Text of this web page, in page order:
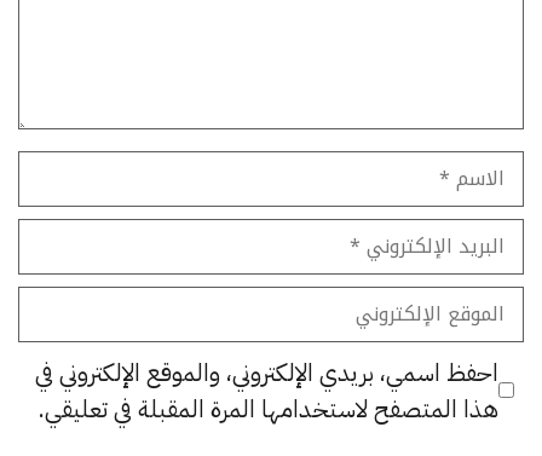
الاسم
البريد
الإلكتروني
الموقع
الإلكتروني
احفظ اسمي، بريدي الإلكتروني، والموقع الإلكتروني في
هذا المتصفح لاستخدامها المرة المقبلة في تعليقي.